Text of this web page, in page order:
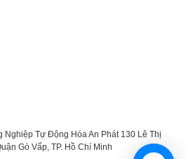
Nghiệp Tự Động Hóa An Phát 130 Lê Thị
Gò Vấp, TP. Hồ Chí Minh